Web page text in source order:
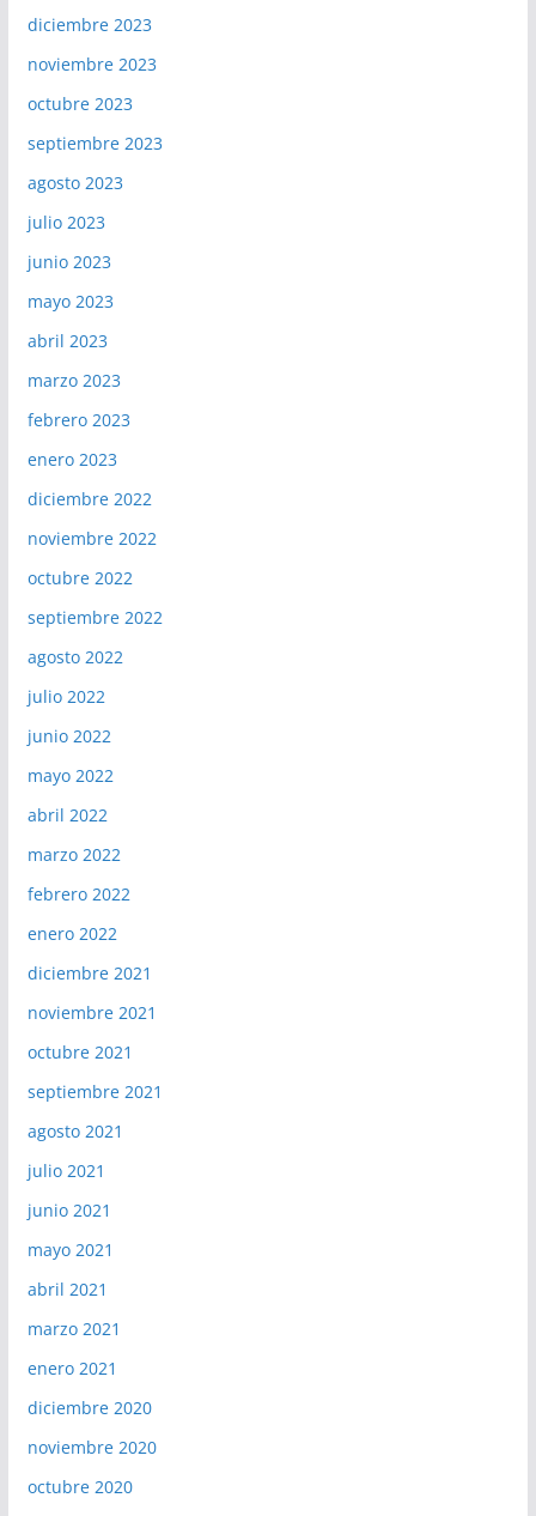
diciembre 2023
noviembre 2023
octubre 2023
septiembre 2023
agosto 2023
julio 2023
junio 2023
mayo 2023
abril 2023
marzo 2023
febrero 2023
enero 2023
diciembre 2022
noviembre 2022
octubre 2022
septiembre 2022
agosto 2022
julio 2022
junio 2022
mayo 2022
abril 2022
marzo 2022
febrero 2022
enero 2022
diciembre 2021
noviembre 2021
octubre 2021
septiembre 2021
agosto 2021
julio 2021
junio 2021
mayo 2021
abril 2021
marzo 2021
enero 2021
diciembre 2020
noviembre 2020
octubre 2020